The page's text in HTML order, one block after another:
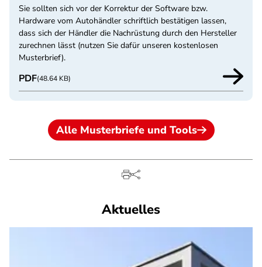
Sie sollten sich vor der Korrektur der Software bzw.
Hardware vom Autohändler schriftlich bestätigen lassen,
dass sich der Händler die Nachrüstung durch den Hersteller
zurechnen lässt (nutzen Sie dafür unseren kostenlosen
Musterbrief).
PDF(48.64 KB)
Alle Musterbriefe und Tools
Aktuelles